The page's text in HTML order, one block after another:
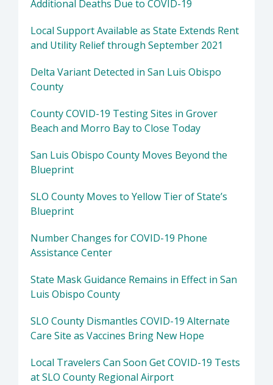
Additional Deaths Due to COVID-19
Local Support Available as State Extends Rent
and Utility Relief through September 2021
Delta Variant Detected in San Luis Obispo
County
County COVID-19 Testing Sites in Grover
Beach and Morro Bay to Close Today
San Luis Obispo County Moves Beyond the
Blueprint
SLO County Moves to Yellow Tier of State’s
Blueprint
Number Changes for COVID-19 Phone
Assistance Center
State Mask Guidance Remains in Effect in San
Luis Obispo County
SLO County Dismantles COVID-19 Alternate
Care Site as Vaccines Bring New Hope
Local Travelers Can Soon Get COVID-19 Tests
at SLO County Regional Airport